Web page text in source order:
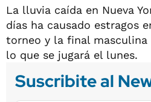
La lluvia caída en Nueva
días ha causado estragos
torneo y la final masculina
lo que se jugará el lunes.
Suscribite al